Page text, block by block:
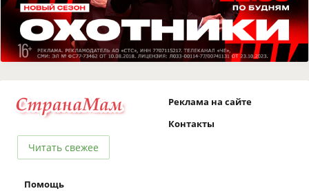
Читать свежее
Реклама на сайте
Контакты
Помощь